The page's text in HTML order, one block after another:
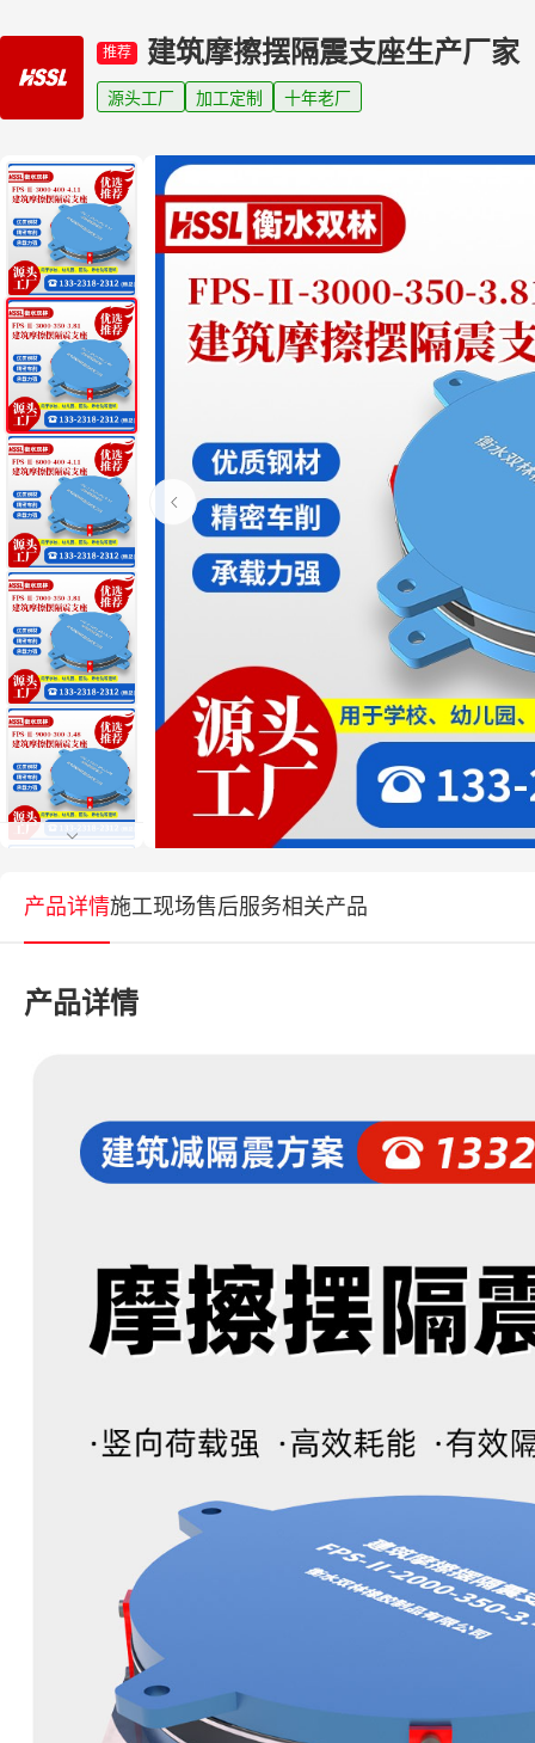
推荐 建筑摩擦摆隔震支座生产厂家
源头工厂 加工定制 十年老厂
产品详情施工现场售后服务相关产品
产品详情